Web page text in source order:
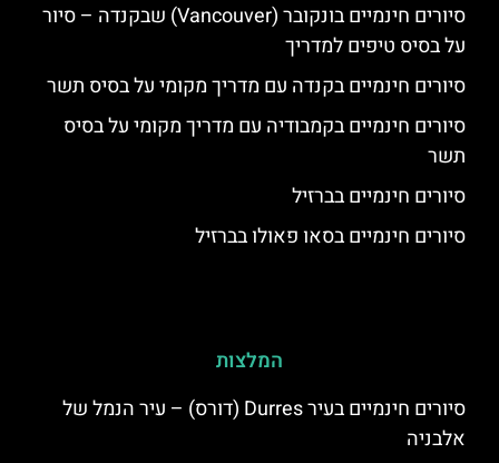
סיורים חינמיים בונקובר (Vancouver) שבקנדה – סיור
על בסיס טיפים למדריך
סיורים חינמיים בקנדה עם מדריך מקומי על בסיס תשר
סיורים חינמיים בקמבודיה עם מדריך מקומי על בסיס
תשר
סיורים חינמיים בברזיל
סיורים חינמיים בסאו פאולו בברזיל
המלצות
סיורים חינמיים בעיר Durres (דורס) – עיר הנמל של
אלבניה